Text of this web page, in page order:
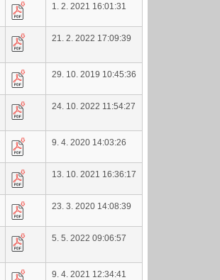
1. 2. 2021 16:01:31
21. 2. 2022 17:09:39
29. 10. 2019 10:45:36
24. 10. 2022 11:54:27
9. 4. 2020 14:03:26
13. 10. 2021 16:36:17
23. 3. 2020 14:08:39
5. 5. 2022 09:06:57
9. 4. 2021 12:34:41